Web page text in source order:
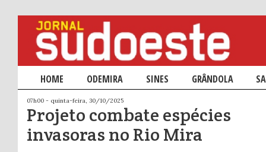
Menu principal
SALTAR PARA O CONTEÚDO PRIMÁRIO
SALTAR PARA O CONTEÚDO SECUNDÁRIO
HOME ODEMIRA SINES GRÂNDOLA
07h00 - quinta-feira, 30/10/2025
Projeto combate espécies
invasoras no Rio Mira